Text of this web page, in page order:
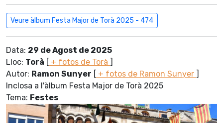
Veure àlbum Festa Major de Torà 2025 - 474
Data: 29 de Agost de 2025
Lloc: Torà [ + fotos de Torà ]
Autor: Ramon Sunyer [ + fotos de Ramon Sunyer ]
Inclosa a l'àlbum Festa Major de Torà 2025
Tema: Festes